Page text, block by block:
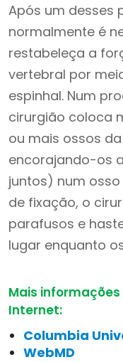
Após um desses
normalmente é
restabeleça a
vertebral por
espinhal. Num
cirurgião coloca
ou mais ossos
encorajando-os
juntos) num
de fixação, o
parafusos e
lugar enquanto
Mais
Internet:
Columbia
WebMD